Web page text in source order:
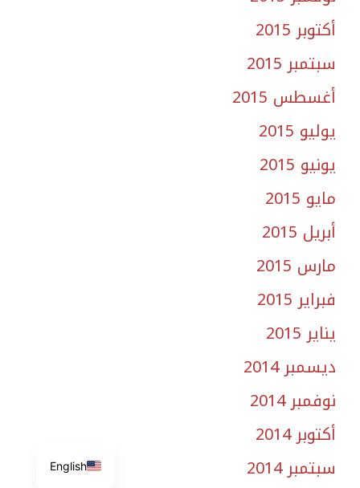
أكتوبر 2015
سبتمبر 2015
أغسطس 2015
يوليو 2015
يونيو 2015
مايو 2015
أبريل 2015
مارس 2015
فبراير 2015
يناير 2015
ديسمبر 2014
نوفمبر 2014
أكتوبر 2014
سبتمبر 2014
English